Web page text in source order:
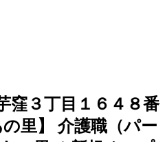
窪３丁目１６４８番
里】 介護職（パー